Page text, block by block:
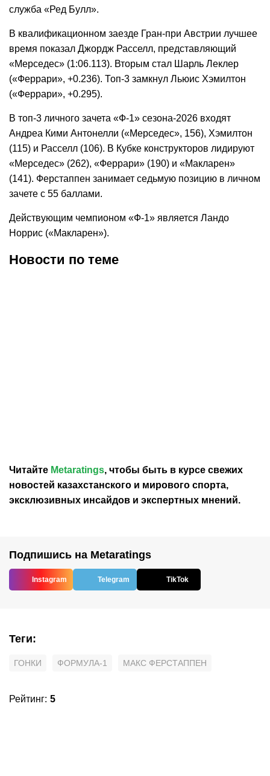
служба «Ред Булл».
В квалификационном заезде Гран-при Австрии лучшее
время показал Джордж Расселл, представляющий
«Мерседес» (1:06.113). Вторым стал Шарль Леклер
(«Феррари», +0.236). Топ-3 замкнул Льюис Хэмилтон
(«Феррари», +0.295).
В топ-3 личного зачета «Ф-1» сезона-2026 входят
Андреа Кими Антонелли («Мерседес», 156), Хэмилтон
(115) и Расселл (106). В Кубке конструкторов лидируют
«Мерседес» (262), «Феррари» (190) и «Макларен»
(141). Ферстаппен занимает седьмую позицию в личном
зачете с 55 баллами.
Действующим чемпионом «Ф-1» является Ландо
Норрис («Макларен»).
Новости по теме
Читайте Metaratings, чтобы быть в курсе свежих
новостей казахстанского и мирового спорта,
эксклюзивных инсайдов и экспертных мнений.
Подпишись на Metaratings
Instagram Telegram TikTok
Теги:
ГОНКИ ФОРМУЛА-1 МАКС ФЕРСТАППЕН
Рейтинг: 5